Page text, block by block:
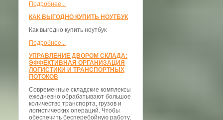
Подробнее...
КАК ВЫГОДНО КУПИТЬ НОУТБУК
Как выгодно купить ноутбук
Подробнее...
УПРАВЛЕНИЕ ДВОРОМ СКЛАДА:
ЭФФЕКТИВНАЯ ОРГАНИЗАЦИЯ
ЛОГИСТИКИ И ТРАНСПОРТНЫХ
ПОТОКОВ
Современные складские комплексы
ежедневно обрабатывают большое
количество транспорта, грузов и
логистических операций. Чтобы
обеспечить бесперебойную работу,